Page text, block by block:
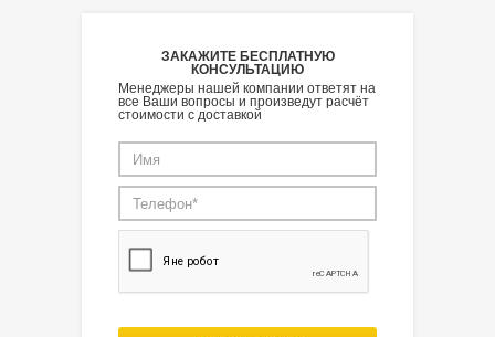
ЗАКАЖИТЕ БЕСПЛАТНУЮ
КОНСУЛЬТАЦИЮ
Менеджеры нашей компании ответят на
все Ваши вопросы и произведут расчёт
стоимости с доставкой